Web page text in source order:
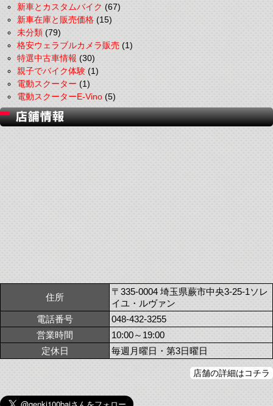
新車とカスタムバイク(67)
新車在庫と販売価格(15)
未分類(79)
格安ウェラブルカメラ販売(1)
特選中古車情報(30)
親子でバイク体験(1)
電動スクーター(1)
電動スクーターE-Vino(5)
住所
〒335-0004 埼玉県蕨市中央3-25-1ソレ
イユ・ルヴァン
電話番号
048-432-3255
営業時間
10:00～19:00
定休日
毎週月曜日・第3日曜日
店舗の詳細はコチラ